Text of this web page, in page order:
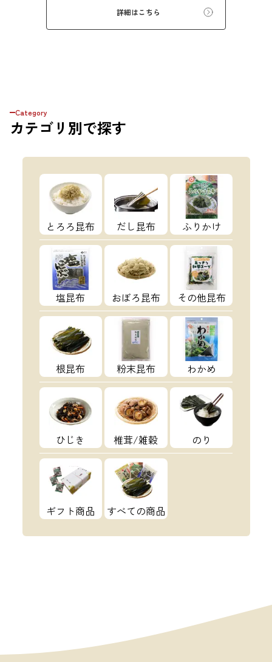
詳細はこちら
Category
カテゴリ 別で探す
とろろ昆布 だし昆布 ふりかけ
塩昆布 おぼろ昆布 その他昆布
根昆布 粉末昆布 わかめ
ひじき 椎茸/雑穀 のり
ギフト商品 すべての商品